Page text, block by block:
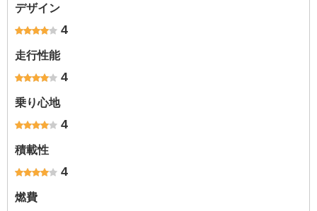
デザイン
4
走行性能
4
乗り心地
4
積載性
4
燃費